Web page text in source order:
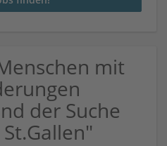
mit
der Suche